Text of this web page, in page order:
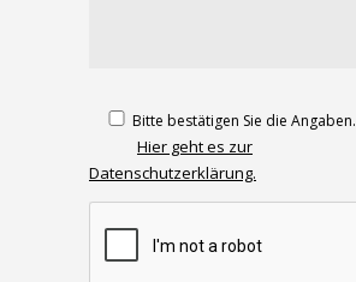
Bitte bestätigen Sie die Angaben.
Hier geht es zur
Datenschutzerklärung.